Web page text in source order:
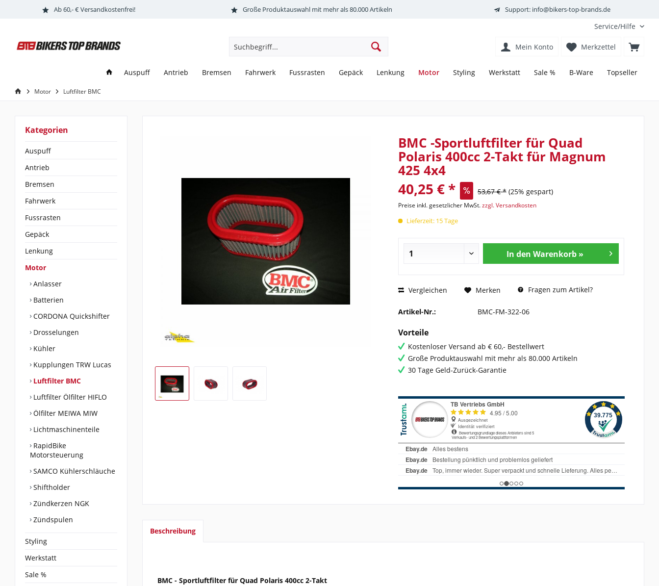
Ab 60,- € Versandkostenfrei! Große Produktauswahl mit mehr als 80.000 Artikeln Support: info@bikers-top-brands.de
Service/Hilfe
Merkzettel
Mein Konto
Auspuff Antrieb Bremsen Fahrwerk Fussrasten Gepäck Lenkung Motor Styling Werkstatt Sale % B-Ware Topseller
Motor Luftfilter BMC
Kategorien
Auspuff
Antrieb
Bremsen
Fahrwerk
Fussrasten
Gepäck
Lenkung
Motor
Anlasser
Batterien
CORDONA Quickshifter
Drosselungen
Kühler
Kupplungen TRW Lucas
Luftfilter BMC
Luftfilter Ölfilter HIFLO
Ölfilter MEIWA MIW
Lichtmaschinenteile
RapidBike
Motorsteuerung
SAMCO Kühlerschläuche
Shiftholder
Zündkerzen NGK
Zündspulen
Styling
Werkstatt
Sale %
BMC -Sportluftfilter für Quad
Polaris 400cc 2-Takt für Magnum
425 4x4
40,25 € * 53,67 € * (25% gespart)
Preise inkl. gesetzlicher MwSt.zzgl. Versandkosten
Lieferzeit: 15 Tage
In den Warenkorb »
Vergleichen Merken Fragen zum Artikel?
Artikel-Nr.: BMC-FM-322-06
Vorteile
Kostenloser Versand ab € 60,- Bestellwert
Große Produktauswahl mit mehr als 80.000 Artikeln
30 Tage Geld-Zurück-Garantie
Beschreibung
BMC - Sportluftfilter für Quad Polaris 400cc 2-Takt